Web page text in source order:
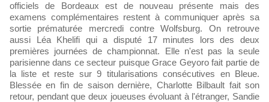
officiels de Bordeaux est de nouveau présente mais des
examens complémentaires restent à communiquer après sa
sortie prématurée mercredi contre Wolfsburg. On retrouve
aussi Léa Khelifi qui a disputé 17 minutes lors des deux
premières journées de championnat. Elle n'est pas la seule
parisienne dans ce secteur puisque Grace Geyoro fait partie de
la liste et reste sur 9 titularisations consécutives en Bleue.
Blessée en fin de saison dernière, Charlotte Bilbault fait son
retour, pendant que deux joueuses évoluant à l'étranger, Sandie